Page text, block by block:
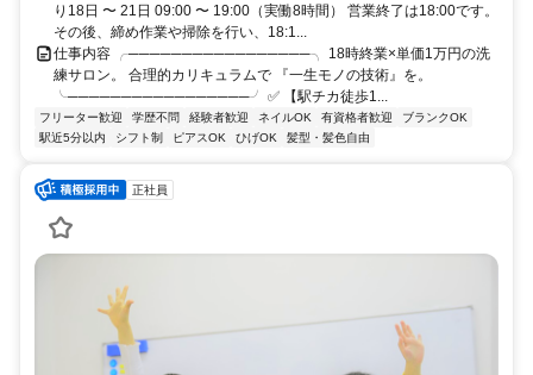
り18日 〜 21日 09:00 〜 19:00（実働8時間） 営業終了は18:00です。
その後、締め作業や掃除を行い、18:1...
仕事内容 ╭─────────────────╮ 18時終業×単価1万円の洗
練サロン。 合理的カリキュラムで 『一生モノの技術』を。
╰─────────────────╯ ✅ 【駅チカ徒歩1...
フリーター歓迎 学歴不問 経験者歓迎 ネイルOK 有資格者歓迎
ブランクOK
駅近5分以内
シフト制 ピアスOK ひげOK 髪型・髪色自由
正社員